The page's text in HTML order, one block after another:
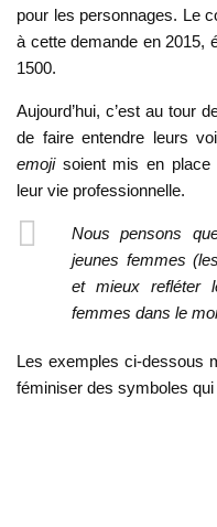
pour les personnages. Le
à cette demande en 2015,
1500.
Aujourd’hui, c’est au tour
de faire entendre leurs
emojisoient mis en place
leur vie professionnelle.
Nous pensons
jeunes femmes
et mieux refléter
femmes dans le
Les exemples ci-dessous
féminiser des symboles